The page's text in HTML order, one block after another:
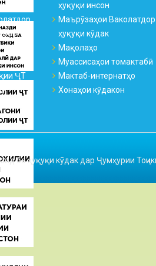
ҶТ
ҳуқуқи инсон
Маърӯзаҳои
ҳуқуқи кӯдак
Мақолаҳо
Муассисаҳои томактабӣ
Мактаб-интернатҳо
Хонаҳои кӯдакон
ба ҳуқуқи кӯдак дар Ҷумҳурии